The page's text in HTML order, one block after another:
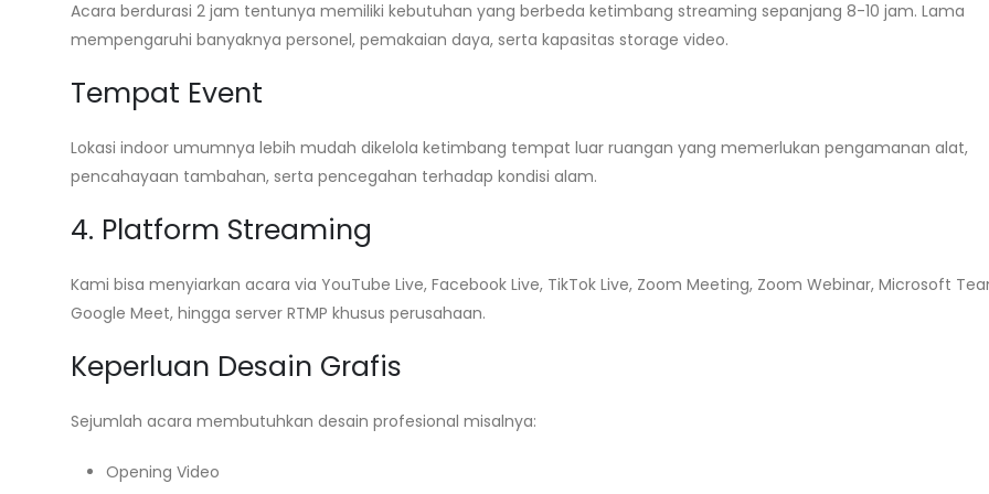
Acara berdurasi 2 jam tentunya memiliki kebutuhan yang berbeda ketimbang streaming sepanjang 8-10 jam. Lama
mempengaruhi banyaknya personel, pemakaian daya, serta kapasitas storage video.
Tempat Event
Lokasi indoor umumnya lebih mudah dikelola ketimbang tempat luar ruangan yang memerlukan pengamanan alat,
pencahayaan tambahan, serta pencegahan terhadap kondisi alam.
4. Platform Streaming
Kami bisa menyiarkan acara via YouTube Live, Facebook Live, TikTok Live, Zoom Meeting, Zoom Webinar, Microsoft
Google Meet, hingga server RTMP khusus perusahaan.
Keperluan Desain Grafis
Sejumlah acara membutuhkan desain profesional misalnya:
Opening Video